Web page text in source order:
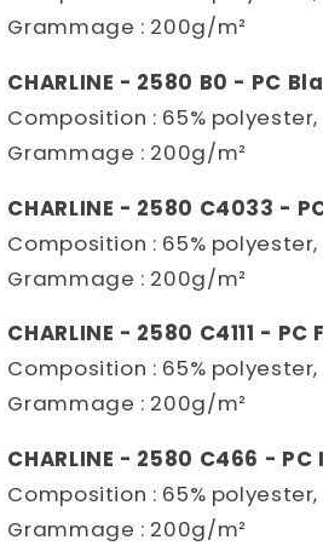
Grammage : 200g/m²
CHARLINE - 2580 B0 - PC
Composition : 65%
Grammage : 200g/m²
CHARLINE - 2580 C4033 -
Composition : 65%
Grammage : 200g/m²
CHARLINE - 2580 C4111 -
Composition : 65%
Grammage : 200g/m²
CHARLINE - 2580 C466 -
Composition : 65%
Grammage : 200g/m²